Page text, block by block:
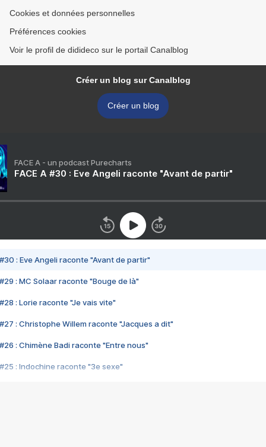
Cookies et données personnelles
Préférences cookies
Voir le profil de didideco sur le portail Canalblog
Créer un blog sur Canalblog
Créer un blog
FACE A - un podcast Purecharts
FACE A #30 : Eve Angeli raconte "Avant de partir"
#30 : Eve Angeli raconte "Avant de partir"
#29 : MC Solaar raconte "Bouge de là"
#28 : Lorie raconte "Je vais vite"
#27 : Christophe Willem raconte "Jacques a dit"
#26 : Chimène Badi raconte "Entre nous"
#25 : Indochine raconte "3e sexe"